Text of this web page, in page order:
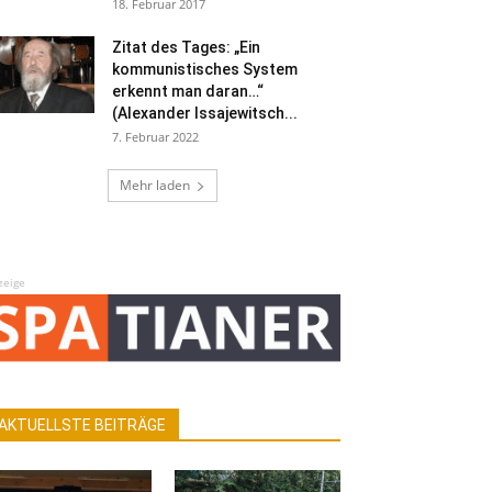
18. Februar 2017
Zitat des Tages: „Ein
kommunistisches System
erkennt man daran…“
(Alexander Issajewitsch...
7. Februar 2022
Mehr laden
BEITRÄGE